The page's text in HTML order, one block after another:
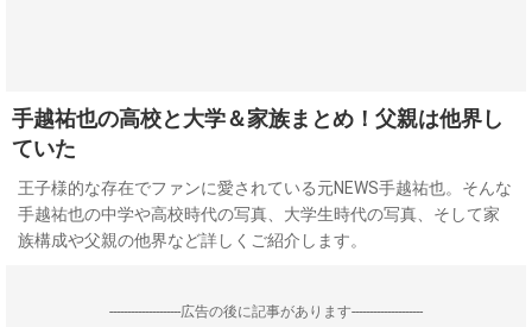
手越祐也の高校と大学＆家族まとめ！父親は他界し
ていた
王子様的な存在でファンに愛されている元NEWS手越祐也。そんな
手越祐也の中学や高校時代の写真、大学生時代の写真、そして家
族構成や父親の他界など詳しくご紹介します。
--------------------広告の後に記事があります--------------------